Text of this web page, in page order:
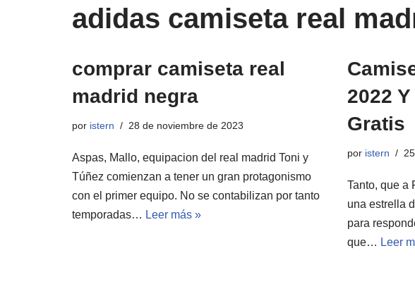
adidas camiseta real
comprar camiseta real
madrid negra
por istern 28 de noviembre de 2023
Aspas, Mallo, equipacion del real madrid Toni y
Túñez comienzan a tener un gran protagonismo
con el primer equipo. No se contabilizan por tanto
temporadas… Leer más »
2022
Gratis
por istern
Tanto, que a
una estrella
para
que… Leer